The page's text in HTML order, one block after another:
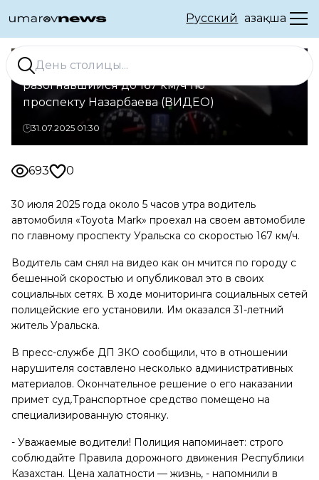
Русский Қазақша
В Уральске задержан водитель,
разогнавшийся до 167 км/ч по
проспекту Назарбаева (ВИДЕО)
31.07.2025 01:30
693 0
30 июля 2025 года около 5 часов утра водитель
автомобиля «Toyota Mark» проехал на своем автомобиле
по главному проспекту Уральска со скоростью 167 км/ч.
Водитель сам снял на видео как он мчится по городу с
бешенной скоростью и опубликовал это в своих
социальных сетях. В ходе мониторинга социальных сетей
полицейские его установили. Им оказался 31-летний
житель Уральска.
В пресс-службе ДП ЗКО сообщили, что в отношении
нарушителя составлено несколько административных
материалов. Окончательное решение о его наказании
примет суд.Транспортное средство помещено на
специализированную стоянку.
- Уважаемые водители! Полиция напоминает: строго
соблюдайте Правила дорожного движения Республики
Казахстан. Цена халатности — жизнь, - напомнили в